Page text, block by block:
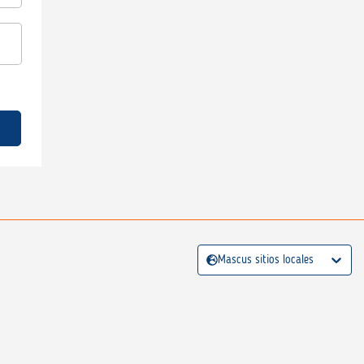
Mascus sitios locales